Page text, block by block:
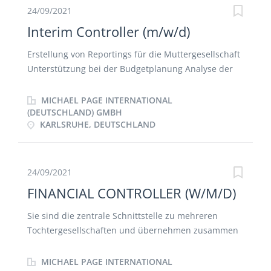
Erstellung verschiedener Corporate Reporting
und Vorkalkulation von Angeboten Mitwirkung bei
der Strategieplanung
24/09/2021
Interim Controller (m/w/d)
Erstellung von Reportings für die Muttergesellschaft
Unterstützung bei der Budgetplanung Analyse der
der Buchhaltunug im Shared Service Center
MICHAEL PAGE INTERNATIONAL
(DEUTSCHLAND) GMBH
KARLSRUHE, DEUTSCHLAND
24/09/2021
FINANCIAL CONTROLLER (W/M/D)
Sie sind die zentrale Schnittstelle zu mehreren
Tochtergesellschaften und übernehmen zusammen
aller kaufmännischen Themen. Sie entwickeln,
MICHAEL PAGE INTERNATIONAL